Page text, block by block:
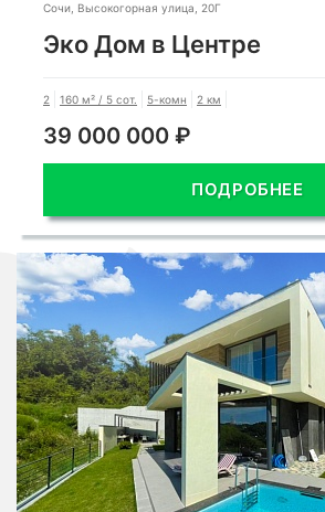
Сочи, Высокогорная улица, 20Г
Эко Дом в Центре
2 160 м² / 5 сот. 5-комн 2 км
39 000 000 ₽
ПОДРОБНЕЕ